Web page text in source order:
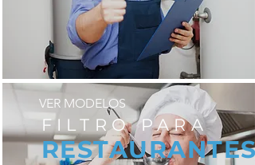
VER MODELOS
FILTRO PARA
RESTAURANTES